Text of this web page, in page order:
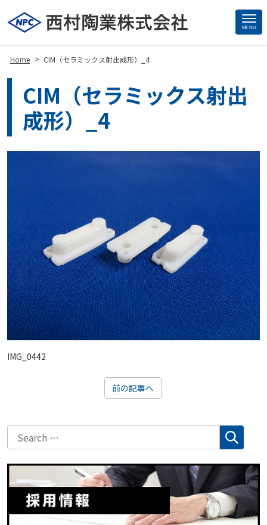
MENU
Home > CIM（セラミックス射出成形）_4
CIM（セラミックス射出
成形）_4
IMG_0442
前の記事へ
Site
Footer